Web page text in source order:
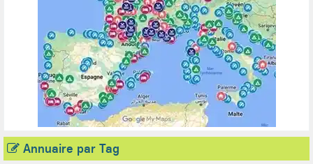
Annuaire par Tag